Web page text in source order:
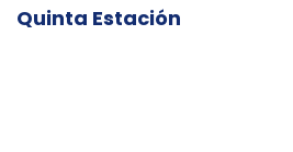
Quinta Estación